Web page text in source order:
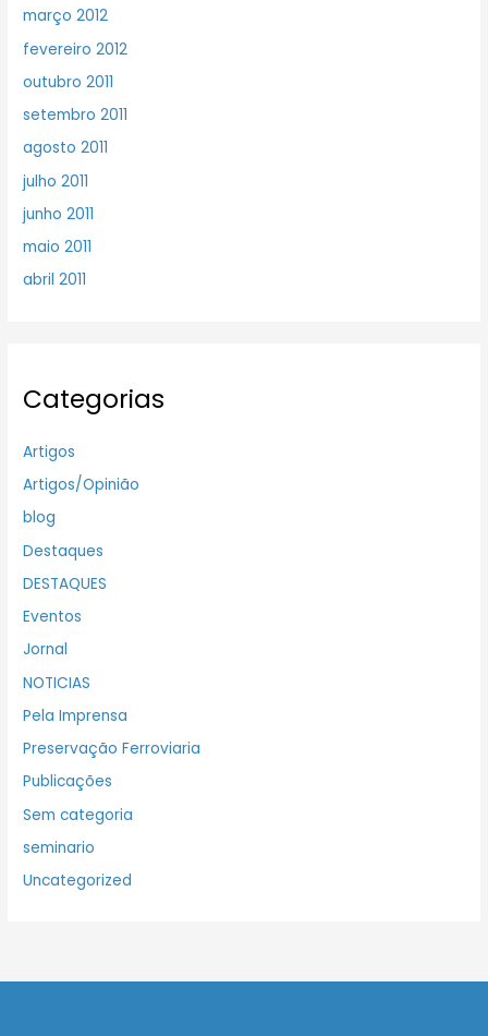
março 2012
fevereiro 2012
outubro 2011
setembro 2011
agosto 2011
julho 2011
junho 2011
maio 2011
abril 2011
Categorias
Artigos
Artigos/Opinião
blog
Destaques
DESTAQUES
Eventos
Jornal
NOTICIAS
Pela Imprensa
Preservação Ferroviaria
Publicações
Sem categoria
seminario
Uncategorized